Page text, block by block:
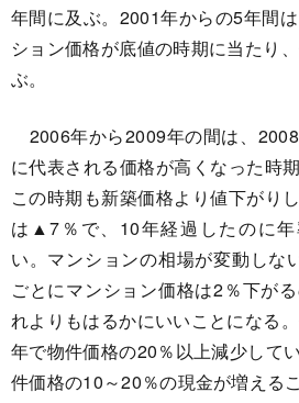
年間に及ぶ。2001年からの5年間
ション価格が底値の時期に当たり
ぶ。
2006年から2009年の間は、
に代表される価格が高くなった時
この時期も新築価格より値下がり
は▲7％で、10年経過したのに
い。マンションの相場が変動しな
ごとにマンション価格は2％下が
れよりもはるかにいいことになる
年で物件価格の20％以上減少して
件価格の10～20％の現金が増える